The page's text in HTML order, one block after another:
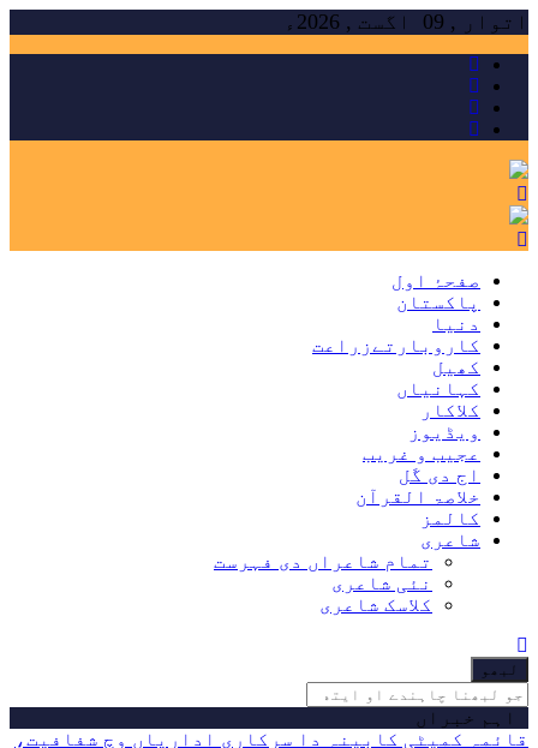
Skip
to
content
اتوار , 09 اگست , 2026ء
صفحۂ اول
پاکستان
دنیا
کاروبارتےزراعت
کھیل
کہانیاں
کلاکار
ویڈیوز
عجیب و غریب
اج دی گَل
خلاصۃ القرآن
کالمز
شاعری
تمام شاعراں دی فہرست
نئی شاعری
کلاسک شاعری
جو
لبھنا
چاہندے
او
اہم خبراں
قائمہ کمیٹی کابینہ دا سرکاری اداریاں وچ شفافیت،